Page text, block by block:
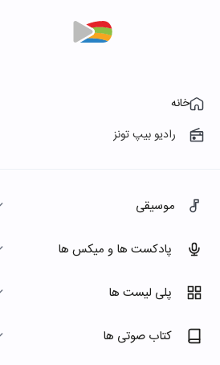
خانه
رادیو بیپ تونز
موسیقی
پادکست ها و میکس ها
پلی لیست ها
کتاب صوتی ها